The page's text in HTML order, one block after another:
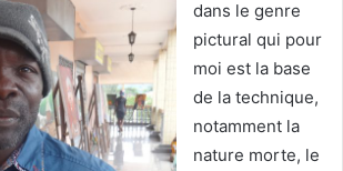
dans le genre
pictural qui pour
moi est la base
de la technique,
notamment la
nature morte, le